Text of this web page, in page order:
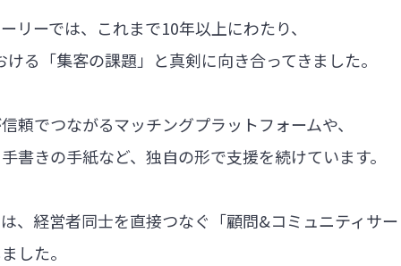
リーでは、これまで10年以上にわたり、
る「集客の課題」と真剣に向き合ってきました。
頼でつながるマッチングプラットフォームや、
書きの手紙など、独自の形で支援を続けています。
、経営者同士を直接つなぐ「顧問&コミュニティサ
した。